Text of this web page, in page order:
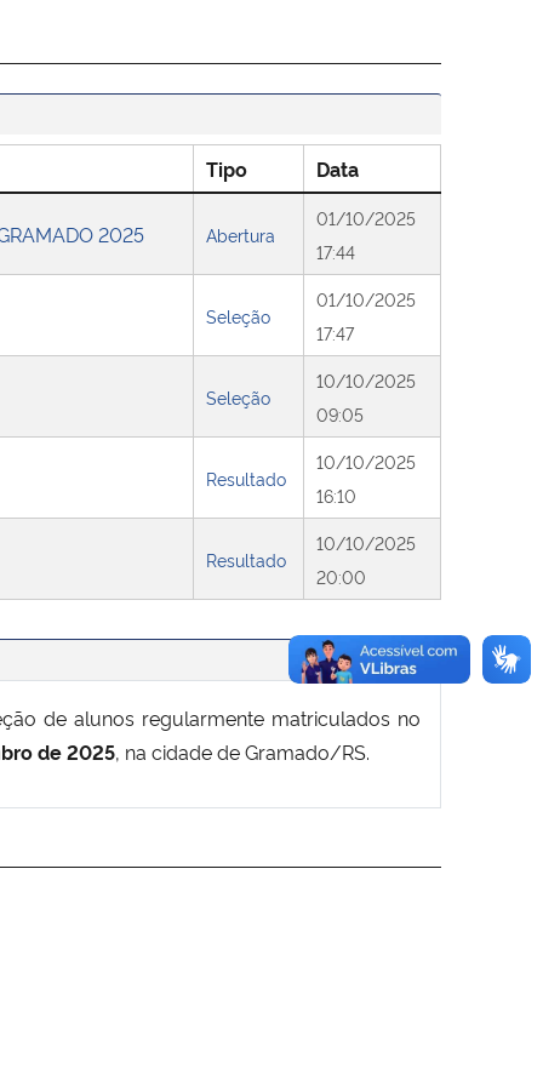
Tipo Data
2025 Abertura
01/10/2025
17:44
Seleção
01/10/2025
17:47
Seleção
10/10/2025
09:05
Resultado
10/10/2025
16:10
Resultado
10/10/2025
20:00
de alunos regularmente matriculados no
de 2025, na cidade de Gramado/RS.